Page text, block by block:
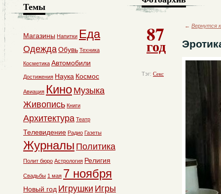
87
год
Тэг: Секс
← Вернутся
Темы
Магазины Напитки Еда
ОдеждаОбувь Техника
Косметика Автомобили
Достижения Наука Космос
Авиация Кино Музыка
Живопись Книги
Архитектура Театр
Телевидение Радио Газеты
Журналы Политика
Полит бюро Астрология Религия
Свадьбы 1 мая 7 ноября
Новый год Игрушки Игры